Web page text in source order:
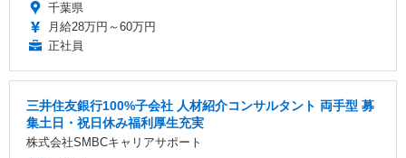
千葉県
月給28万円～60万円
正社員
三井住友銀行100%子会社 人材紹介コンサルタント 両手型 募
集土日・祝日休み福利厚生充実
株式会社SMBCキャリアサポート